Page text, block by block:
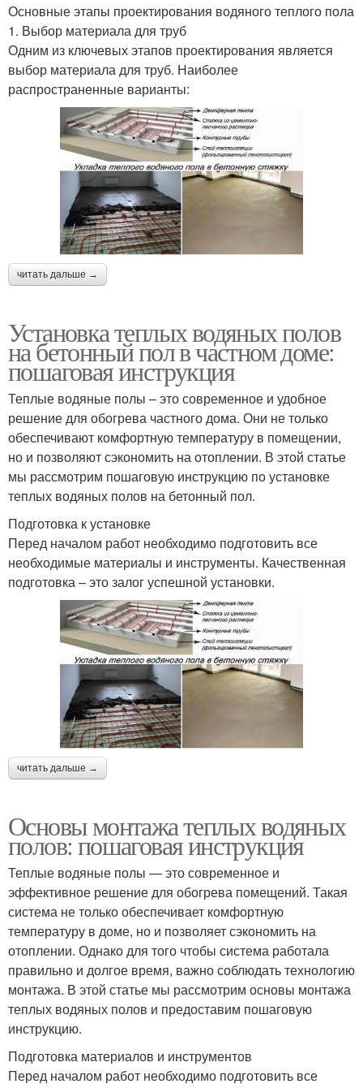
Основные этапы проектирования водяного теплого пола
1. Выбор материала для труб
Одним из ключевых этапов проектирования является
выбор материала для труб. Наиболее
распространенные варианты:
читать дальше →
Установка теплых водяных полов
на бетонный пол в частном доме:
пошаговая инструкция
Теплые водяные полы – это современное и удобное
решение для обогрева частного дома. Они не только
обеспечивают комфортную температуру в помещении,
но и позволяют сэкономить на отоплении. В этой статье
мы рассмотрим пошаговую инструкцию по установке
теплых водяных полов на бетонный пол.
Подготовка к установке
Перед началом работ необходимо подготовить все
необходимые материалы и инструменты. Качественная
подготовка – это залог успешной установки.
читать дальше →
Основы монтажа теплых водяных
полов: пошаговая инструкция
Теплые водяные полы — это современное и
эффективное решение для обогрева помещений. Такая
система не только обеспечивает комфортную
температуру в доме, но и позволяет сэкономить на
отоплении. Однако для того чтобы система работала
правильно и долгое время, важно соблюдать технологию
монтажа. В этой статье мы рассмотрим основы монтажа
теплых водяных полов и предоставим пошаговую
инструкцию.
Подготовка материалов и инструментов
Перед началом работ необходимо подготовить все